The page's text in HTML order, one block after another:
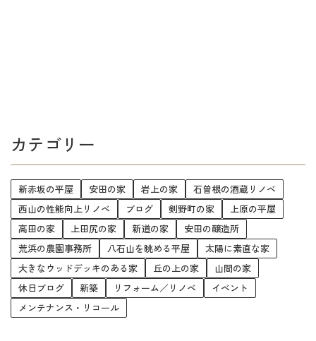
カテゴリー
新赤坂の平屋 安田の家 岩上の家
石曽根の酒蔵リノベ
西山の性能向上リノベ
ブログ 剣野町の家
上原の平屋
高田の家
上田尻の家 新道の家
安田の醸造所
荒浜の農園事務所
八石山を眺める平屋
太陽に素直な家
大きなウッドデッキのある家
丘の上の家
山間の家
休日ブログ
新築 リフォーム／リノベ
イベント
メンテナンス・リコール